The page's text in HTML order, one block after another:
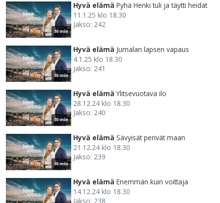
30 min
Hyvä elämä Pyhä Henki tuli ja täytti heidät
11.1.25 klo 18.30
Jakso: 242
30 min
Hyvä elämä Jumalan lapsen vapaus
4.1.25 klo 18.30
Jakso: 241
30 min
Hyvä elämä Ylitsevuotava ilo
28.12.24 klo 18.30
Jakso: 240
30 min
Hyvä elämä Sävyisät perivät maan
21.12.24 klo 18.30
Jakso: 239
Hyvä elämä Enemmän kuin voittaja
14.12.24 klo 18.30
Jakso: 238